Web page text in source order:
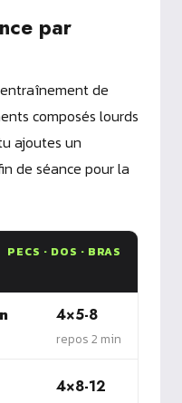
par
de
composés lourds
ajoutes un
de séance pour la
PECS · DOS · BRAS
4×5-8
repos 2 min
4×8-12